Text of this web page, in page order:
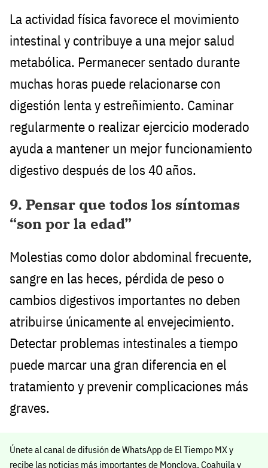
La actividad física favorece el movimiento
intestinal y contribuye a una mejor salud
metabólica. Permanecer sentado durante
muchas horas puede relacionarse con
digestión lenta y estreñimiento. Caminar
regularmente o realizar ejercicio moderado
ayuda a mantener un mejor funcionamiento
digestivo después de los 40 años.
9. Pensar que todos los síntomas
“son por la edad”
Molestias como dolor abdominal frecuente,
sangre en las heces, pérdida de peso o
cambios digestivos importantes no deben
atribuirse únicamente al envejecimiento.
Detectar problemas intestinales a tiempo
puede marcar una gran diferencia en el
tratamiento y prevenir complicaciones más
graves.
Únete al canal de difusión de WhatsApp de El Tiempo MX y
recibe las noticias más importantes de Monclova, Coahuila y